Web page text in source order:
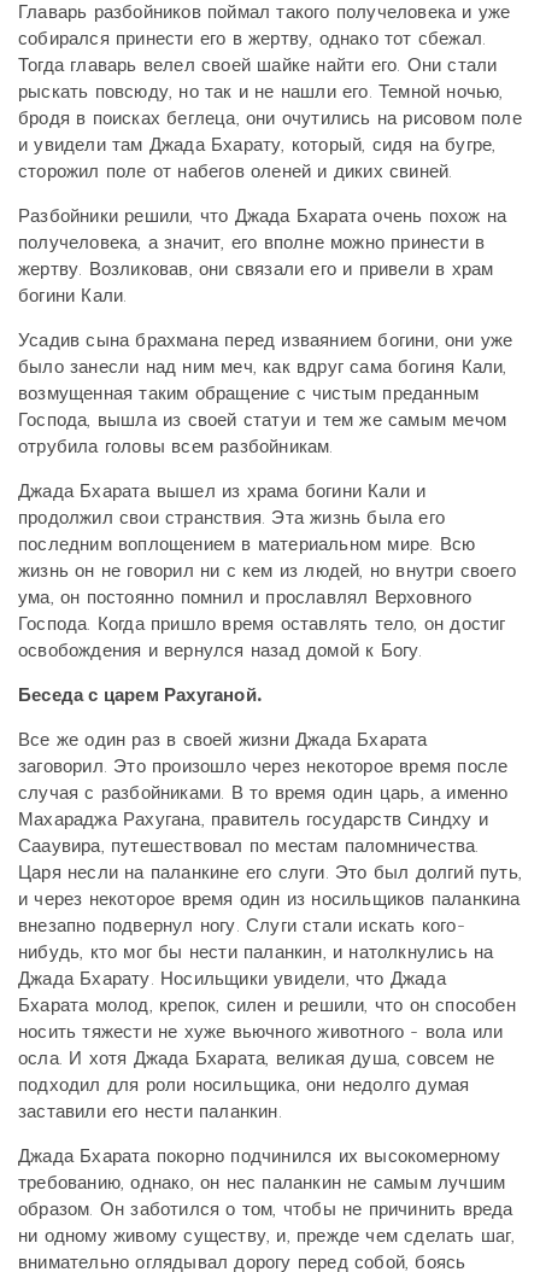
Главарь разбойников поймал такого получеловека и уже
собирался принести его в жертву, однако тот сбежал.
Тогда главарь велел своей шайке найти его. Они стали
рыскать повсюду, но так и не нашли его. Темной ночью,
бродя в поисках беглеца, они очутились на рисовом поле
и увидели там Джада Бхарату, который, сидя на бугре,
сторожил поле от набегов оленей и диких свиней.
Разбойники решили, что Джада Бхарата очень похож на
получеловека, а значит, его вполне можно принести в
жертву. Возликовав, они связали его и привели в храм
богини Кали.
Усадив сына брахмана перед изваянием богини, они уже
было занесли над ним меч, как вдруг сама богиня Кали,
возмущенная таким обращение с чистым преданным
Господа, вышла из своей статуи и тем же самым мечом
отрубила головы всем разбойникам.
Джада Бхарата вышел из храма богини Кали и
продолжил свои странствия. Эта жизнь была его
последним воплощением в материальном мире. Всю
жизнь он не говорил ни с кем из людей, но внутри своего
ума, он постоянно помнил и прославлял Верховного
Господа. Когда пришло время оставлять тело, он достиг
освобождения и вернулся назад домой к Богу.
Беседа с царем Рахуганой.
Все же один раз в своей жизни Джада Бхарата
заговорил. Это произошло через некоторое время после
случая с разбойниками. В то время один царь, а именно
Махараджа Рахугана, правитель государств Синдху и
Сааувира, путешествовал по местам паломничества.
Царя несли на паланкине его слуги. Это был долгий путь,
и через некоторое время один из носильщиков паланкина
внезапно подвернул ногу. Слуги стали искать кого-
нибудь, кто мог бы нести паланкин, и натолкнулись на
Джада Бхарату. Носильщики увидели, что Джада
Бхарата молод, крепок, силен и решили, что он способен
носить тяжести не хуже вьючного животного - вола или
осла. И хотя Джада Бхарата, великая душа, совсем не
подходил для роли носильщика, они недолго думая
заставили его нести паланкин.
Джада Бхарата покорно подчинился их высокомерному
требованию, однако, он нес паланкин не самым лучшим
образом. Он заботился о том, чтобы не причинить вреда
ни одному живому существу, и, прежде чем сделать шаг,
внимательно оглядывал дорогу перед собой, боясь